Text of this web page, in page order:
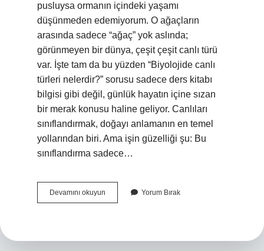
pusluysa ormanın içindeki yaşamı
düşünmeden edemiyorum. O ağaçların
arasında sadece “ağaç” yok aslında;
görünmeyen bir dünya, çeşit çeşit canlı türü
var. İşte tam da bu yüzden “Biyolojide canlı
türleri nelerdir?” sorusu sadece ders kitabı
bilgisi gibi değil, günlük hayatın içine sızan
bir merak konusu haline geliyor. Canlıları
sınıflandırmak, doğayı anlamanın en temel
yollarından biri. Ama işin güzelliği şu: Bu
sınıflandırma sadece…
Devamını okuyun Biyolojide
canlı
Yorum Bırak